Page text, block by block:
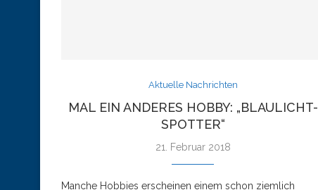
Aktuelle Nachrichten
MAL EIN ANDERES HOBBY: „BLAULICHT-
SPOTTER“
21. Februar 2018
Manche Hobbies erscheinen einem schon ziemlich